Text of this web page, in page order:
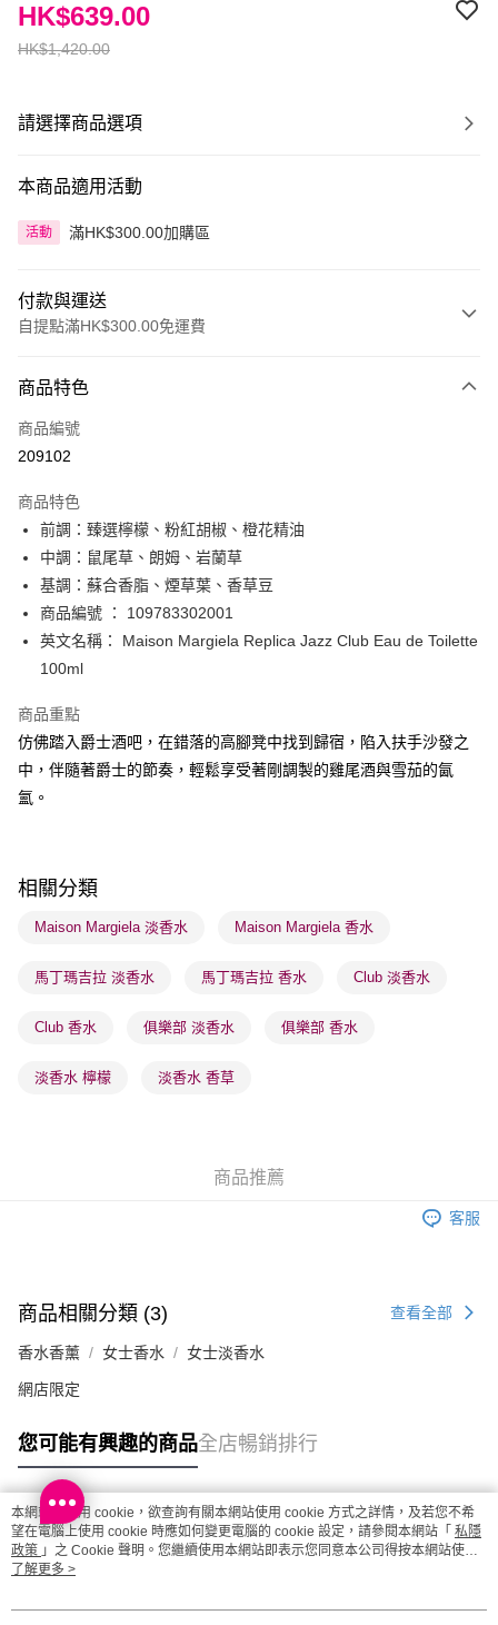
HK$1,420.00
HK$639.00
請選擇商品選項
本商品適用活動
活動 滿HK$300.00加購區
付款與運送
自提點滿HK$300.00免運費
信用卡
Apple Pay
PayMe
WeChat Pay
BoC Pay
送貨方式
每筆HK$65.00，滿HK$300.00或以上免運費
順豐站及營業點 - 確認發貨後1-3個工作天送達
每筆HK$65.00，滿HK$300.00或以上免運費
每筆HK$65.00，滿HK$300.00或以上免運費
(香港門市) 只顯示可選門市。確認發貨後2-5個工作天到店，3天內
取。逾期會取消訂單，並不會安排重寄
(澳門門市) 只顯示可選門市。確認發貨後2-5個工作天到店，3天內
商品特色
商品編號
209102
商品特色
前調：臻選檸檬、粉紅胡椒、橙花精油
中調：鼠尾草、朗姆、岩蘭草
基調：蘇合香脂、煙草葉、香草豆
商品編號 ： 109783302001
英文名稱： Maison Margiela Replica Jazz Club Eau de Toilette
100ml
商品重點
仿佛踏入爵士酒吧，在錯落的高腳凳中找到歸宿，陷入扶手沙發之
中，伴隨著爵士的節奏，輕鬆享受著剛調製的雞尾酒與雪茄的氤
氳。
相關分類
Maison Margiela 淡香水 Maison Margiela 香水
馬丁瑪吉拉 淡香水 馬丁瑪吉拉 香水 Club 淡香水
Club 香水 俱樂部 淡香水 俱樂部 香水
淡香水 檸檬 淡香水 香草
商品推薦
客服
商品相關分類 (3) 查看全部
香水香薰 女士香水 女士淡香水
網店限定
您可能有興趣的商品全店暢銷排行
熱門標籤
熱銷排行
本網站中使用 cookie，欲查詢有關本網站使用 cookie 方式之詳情，及若您不希
望在電腦上使用 cookie 時應如何變更電腦的 cookie 設定，請參閱本網站「 私隱
政策 」之 Cookie 聲明。您繼續使用本網站即表示您同意本公司得按本網站使用
條款之 Cookie 聲明使用 cookie。
了解更多 >